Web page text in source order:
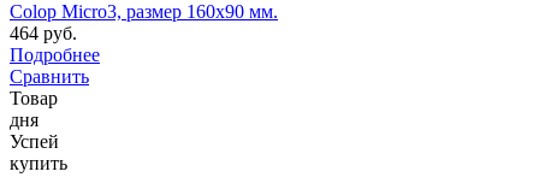
Colop Micro3, размер 160х90 мм.
464 руб.
Подробнее
Сравнить
Товар
дня
Успей
купить